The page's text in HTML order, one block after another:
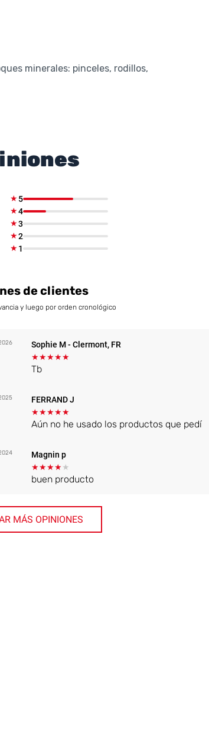
minerales: pinceles, rodillos,
★5
★4
★3
★2
★1
de clientes
y luego por orden cronológico
Sophie M- Clermont, FR
★★★★★
Tb
FERRAND J
★★★★★
Aún no he usado los productos que pedí
Magnin p
★★★★★
buen producto
MÁS OPINIONES